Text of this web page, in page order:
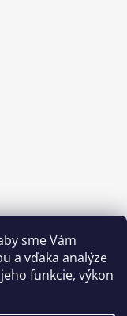
sme Vám
a vďaka analýze
funkcie, výkon